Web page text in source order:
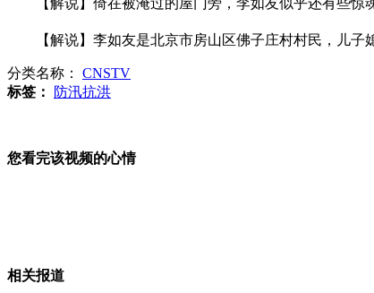
美国代表团出场 群星闪耀
【解说】李如友是北京市房山区佛子庄村村民，儿子
分类名称： CNSTV
标签：
防汛抗洪
您看完该视频的心情
相关报道